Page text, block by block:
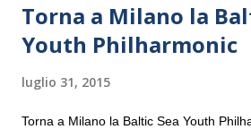
Torna a Milano la
Youth Philharmonic
luglio 31, 2015
Torna a Milano la Baltic Sea Youth